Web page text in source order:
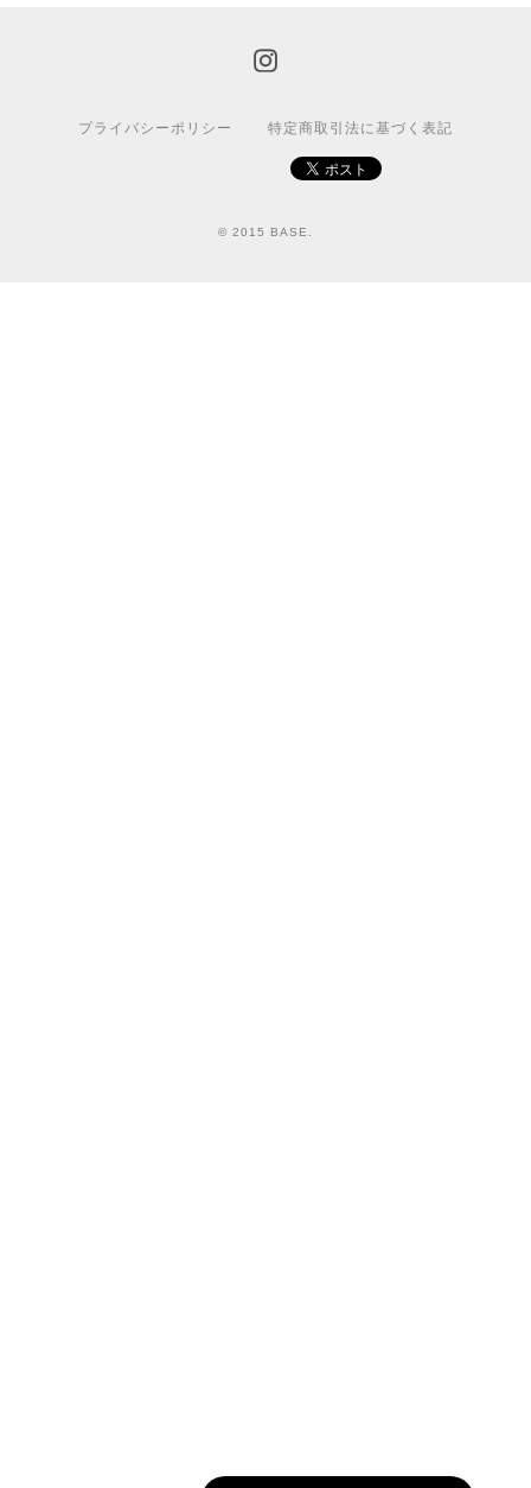
プライバシーポリシー 特定商取引法に基づく表記
© 2015 BASE.